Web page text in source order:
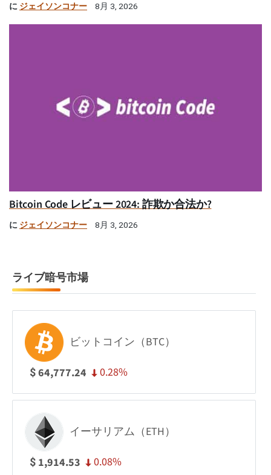
に ジェイソンコナー 8月 3, 2026
Bitcoin Code レビュー 2024: 詐欺か合法か?
に ジェイソンコナー 8月 3, 2026
ライブ暗号市場
ビットコイン（BTC）
$64,777.24 0.28%
イーサリアム（ETH）
$ 1,914.53 0.08%